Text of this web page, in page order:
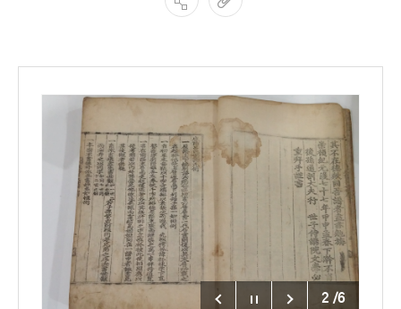
2 /6